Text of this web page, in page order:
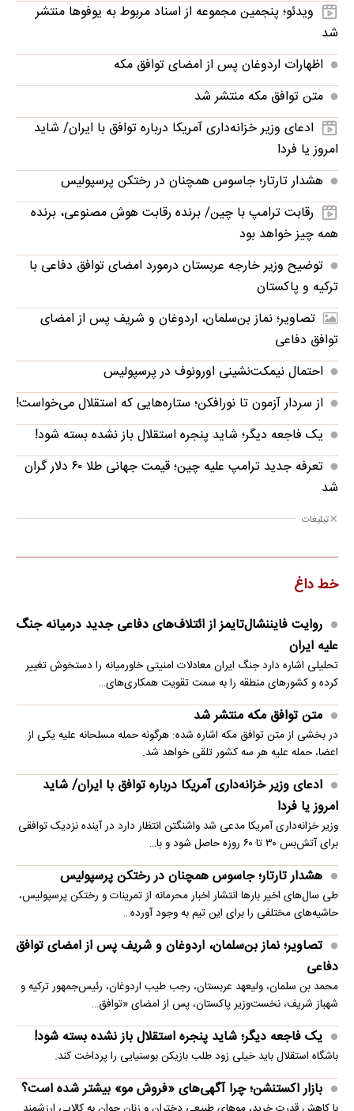
ویدئو؛ پنجمین مجموعه از اسناد مربوط به یوفوها منتشر
شد
اظهارات اردوغان پس از امضای توافق مکه
متن توافق مکه منتشر شد
ادعای وزیر خزانه‌داری آمریکا درباره توافق با ایران/ شاید
امروز یا فردا
هشدار تارتار؛ جاسوس همچنان در رختکن پرسپولیس
رقابت ترامپ با چین/ برنده رقابت هوش مصنوعی، برنده
همه چیز خواهد بود
توضیح وزیر خارجه عربستان درمورد امضای توافق دفاعی با
ترکیه و پاکستان
تصاویر؛ نماز بن‌سلمان، اردوغان و شریف پس از امضای
توافق دفاعی
احتمال نیمکت‌نشینی اورونوف در پرسپولیس
از سردار آزمون تا نورافکن؛ ستاره‌هایی که استقلال می‌خواست!
یک فاجعه دیگر؛ شاید پنجره استقلال باز نشده بسته شود!
تعرفه جدید ترامپ علیه چین؛ قیمت جهانی طلا ۶۰ دلار گران
شد
تبلیغات
خط داغ
روایت فایننشال‌تایمز از ائتلاف‌های دفاعی جدید درمیانه جنگ
علیه ایران
تحلیلی اشاره دارد جنگ ایران معادلات امنیتی خاورمیانه را دستخوش تغییر
کرده و کشورهای منطقه را به سمت تقویت همکاری‌های…
متن توافق مکه منتشر شد
در بخشی از متن توافق مکه اشاره شده: هرگونه حمله مسلحانه علیه یکی از
اعضا، حمله علیه هر سه کشور تلقی خواهد شد.
ادعای وزیر خزانه‌داری آمریکا درباره توافق با ایران/ شاید
امروز یا فردا
وزیر خزانه‌داری آمریکا مدعی شد واشنگتن انتظار دارد در آینده نزدیک توافقی
برای آتش‌بس ۳۰ تا ۶۰ روزه حاصل شود و با…
هشدار تارتار؛ جاسوس همچنان در رختکن پرسپولیس
طی سال‌های اخیر بارها انتشار اخبار محرمانه از تمرینات و رختکن پرسپولیس،
حاشیه‌های مختلفی را برای این تیم به وجود آورده…
تصاویر؛ نماز بن‌سلمان، اردوغان و شریف پس از امضای توافق
دفاعی
محمد بن سلمان، ولیعهد عربستان، رجب طیب اردوغان، رئیس‌جمهور ترکیه و
شهباز شریف، نخست‌وزیر پاکستان، پس از امضای «توافق…
یک فاجعه دیگر؛ شاید پنجره استقلال باز نشده بسته شود!
باشگاه استقلال باید خیلی زود طلب بازیکن بوسنیایی را پرداخت کند.
بازار اکستنشن؛ چرا آگهی‌های «فروش مو» بیشتر شده است؟